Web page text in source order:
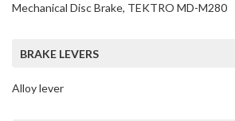
Mechanical Disc Brake, TEKTRO MD-M280
BRAKE LEVERS
Alloy lever